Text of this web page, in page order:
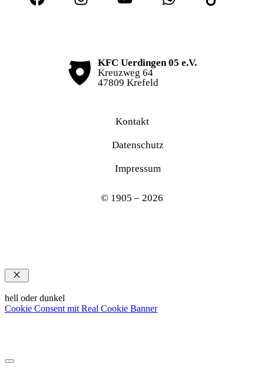
KFC Uerdingen 05 e.V.
Kreuzweg 64
47809 Krefeld
Kontakt
Datenschutz
Impressum
© 1905 – 2026
Schließen
hell oder dunkel
Cookie Consent mit Real Cookie Banner